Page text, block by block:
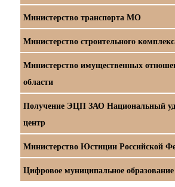
Министерство транспорта МО
Министерство строительного
Министерство имущественных
области
Получение ЭЦП ЗАО Национальный
центр
Министерство Юстиции Российской
Цифровое муниципальное образование